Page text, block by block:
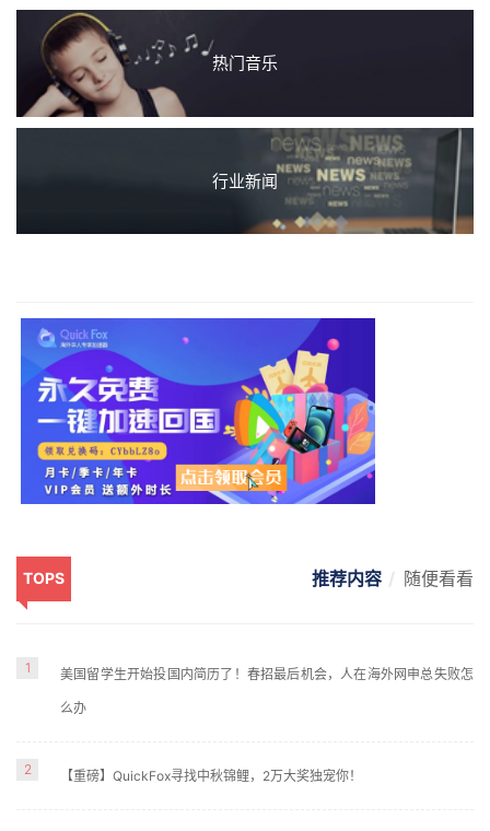
热门音乐
行业新闻
TOPS 推荐内容 随便看看
1 美国留学生开始投国内简历了！春招最后机会，人在海外网申总失败怎
么办
2 【重磅】QuickFox寻找中秋锦鲤，2万大奖独宠你！